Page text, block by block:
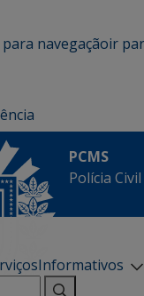
navegaçãoir
PCMS
Polícia
Informativos